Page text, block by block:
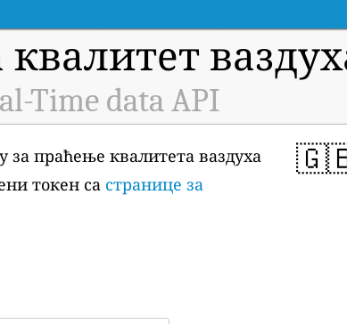
Time data API
за праћење квалитета ваздуха
токен са странице за